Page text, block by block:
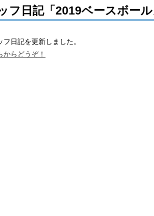
フ日記「2019ベースボー
フ日記を更新しました。
からどうぞ！